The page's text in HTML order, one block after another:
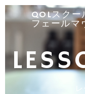
QOLスクー
フェールマ